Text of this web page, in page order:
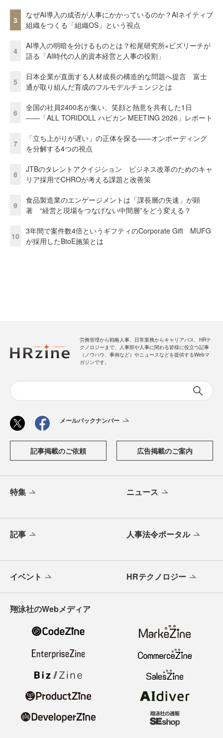
3
なぜAI導入の成否が人事にかかっているのか？AIネイティブ
組織をつくる「組織OS」という視点
4
AI導入の明暗を分けるものとは？松尾研究所×ビズリーチが
語る「AI時代の人的資本経営と人事の役割」
5
日本企業が直面する人材成長の構造的な問題へ提言 富士
通が取り組んだ育成のフルモデルチェンジとは
6
全国の社員2400名が集い、笑顔と熱意を共有した1日
――「ALL TORIDOLL ハピカン MEETING 2026」レポート
7
「立ち上がりが遅い」の正体を探る——オンボーディング
を分解する4つの視点
8
JTBのタレントアクイジション ビジネス改革のためのキャ
リア採用でCHROが考える課題と改善策
9
食品製造業のエンゲージメントは「課長層の失速」が顕
著 “経営と現場をつなげない中間層”をどう変える？
10
3年間で案件数4倍というギフティのCorporate Gift MUFG
が採用したBtoE施策とは
労務管理から戦略人事、日常業務からキャリアパス、HRテ
クノロジーまで、人事部や人事に関わる皆様に役立つ記事
（ノウハウ、事例など）やニュースなどを提供するWebマ
ガジンです。
メールバックナンバー
記事掲載のご依頼 広告掲載のご案内
特集 ニュース
記事 人事法令ポータル
イベント HRテクノロジー
翔泳社のWebメディア